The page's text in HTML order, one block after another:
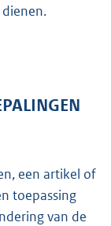
een artikel of
toepassing
van de